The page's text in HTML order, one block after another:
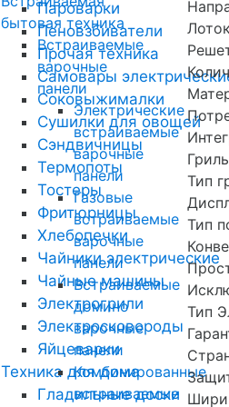
Пароварки
Пеновзбиватели
Прочая техника
Самовары
Соковыжималки
Сушилки для овощей
Сэндвичницы
Термопоты
Тостеры
Фритюрницы
Хлебопечки
Чайники электрические
Чайные машины
Электрогрили
Электросковороды
Яйцеварки
Техника для дома
Гладильные доски
бытовая техника
Встраиваемые
варочные
панели
Электрические
встраиваемые
варочные
панели
Газовые
встраиваемые
варочные
панели
Встраиваемые
домино
варочные
панели
Комбинированные
встраиваемые
Тип
Тип
Тип